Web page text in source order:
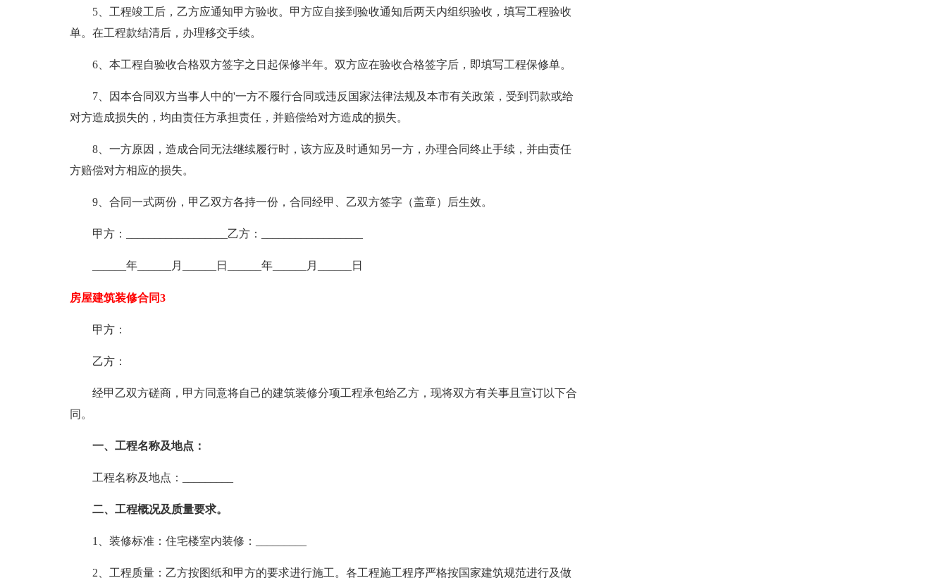
5、工程竣工后，乙方应通知甲方验收。甲方应自接到验收通知后两天内组织验收，填写工程验收
单。在工程款结清后，办理移交手续。
6、本工程自验收合格双方签字之日起保修半年。双方应在验收合格签字后，即填写工程保修单。
7、因本合同双方当事人中的'一方不履行合同或违反国家法律法规及本市有关政策，受到罚款或给
对方造成损失的，均由责任方承担责任，并赔偿给对方造成的损失。
8、一方原因，造成合同无法继续履行时，该方应及时通知另一方，办理合同终止手续，并由责任
方赔偿对方相应的损失。
9、合同一式两份，甲乙双方各持一份，合同经甲、乙双方签字（盖章）后生效。
甲方：__________________乙方：__________________
______年______月______日______年______月______日
房屋建筑装修合同3
甲方：
乙方：
经甲乙双方磋商，甲方同意将自己的建筑装修分项工程承包给乙方，现将双方有关事且宣订以下合
同。
一、工程名称及地点：
工程名称及地点：_________
二、工程概况及质量要求。
1、装修标准：住宅楼室内装修：_________
2、工程质量：乙方按图纸和甲方的要求进行施工。各工程施工程序严格按国家建筑规范进行及做